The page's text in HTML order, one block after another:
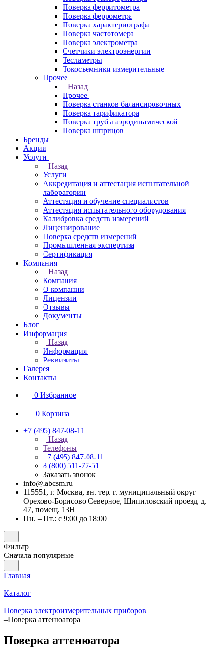
Поверка ферритометра
Поверка феррометра
Поверка характериографа
Поверка частотомера
Поверка электрометра
Счетчики электроэнергии
Тесламетры
Токосъемники измерительные
Прочее
Назад
Прочее
Поверка станков балансировочных
Поверка тарификатора
Поверка трубы аэродинамической
Поверка шприцов
Бренды
Акции
Услуги
Назад
Услуги
Аккредитация и аттестация испытательной
лаборатории
Аттестация и обучение специалистов
Аттестация испытательного оборудования
Калибровка средств измерений
Лицензирование
Поверка средств измерений
Промышленная экспертиза
Сертификация
Компания
Назад
Компания
О компании
Лицензии
Отзывы
Документы
Блог
Информация
Назад
Информация
Реквизиты
Галерея
Контакты
0 Избранное
0 Корзина
+7 (495) 847-08-11
Назад
Телефоны
+7 (495) 847-08-11
8 (800) 511-77-51
Заказать звонок
info@labcsm.ru
115551, г. Москва, вн. тер. г. муниципальный округ
Орехово-Борисово Северное, Шипиловский проезд, д.
47, помещ. 13Н
Пн. – Пт.: с 9:00 до 18:00
Фильтр
Сначала популярные
Главная
–
Каталог
–
Поверка электроизмерительных приборов
–Поверка аттенюатора
Поверка аттенюатора